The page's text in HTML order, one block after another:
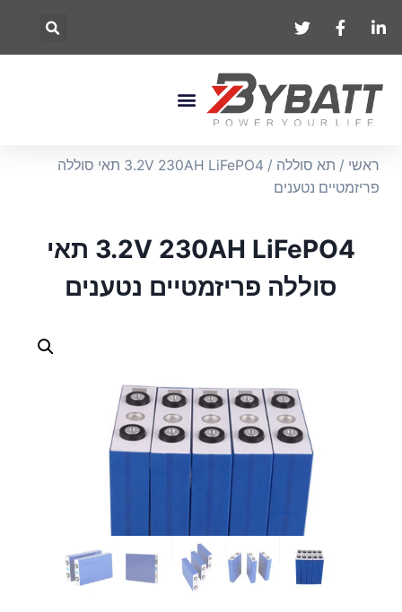
ראשי / תא סוללה
/ 3.2V 230AH LiFePO4 תאי סוללה
פריזמטיים נטענים
3.2V 230AH LiFePO4 תאי
סוללה פריזמטיים נטענים